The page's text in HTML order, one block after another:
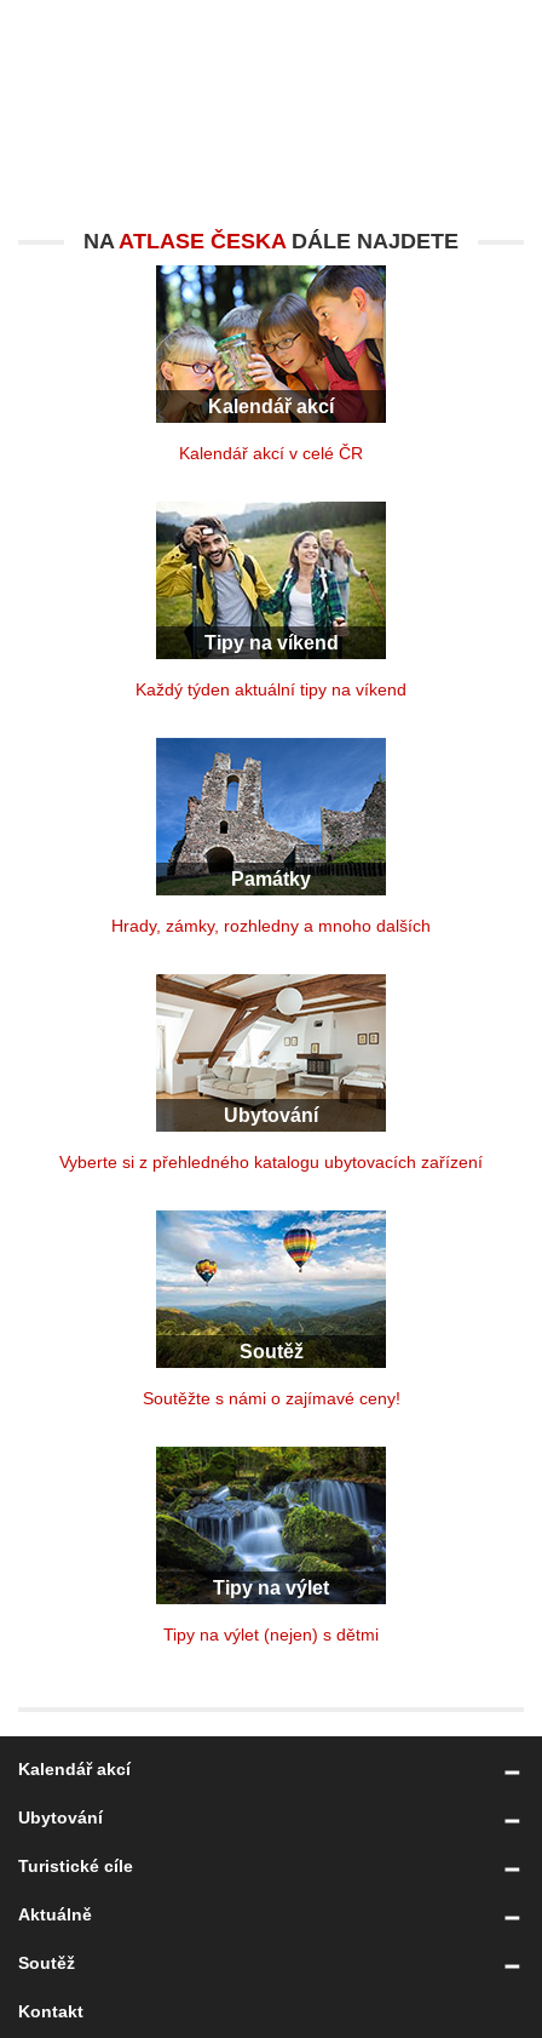
NAATLASE ČESKADÁLE NAJDETE
Kalendář akcí
Kalendář akcí v celé ČR
Tipy na víkend
Každý týden aktuální tipy na víkend
Památky
Hrady, zámky, rozhledny a mnoho dalších
Ubytování
Vyberte si z přehledného katalogu ubytovacích zařízení
Soutěž
Soutěžte s námi o zajímavé ceny!
Tipy na výlet
Tipy na výlet (nejen) s dětmi
Kalendář akcí
Ubytování
Turistické cíle
Aktuálně
Soutěž
Kontakt